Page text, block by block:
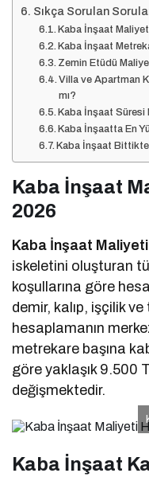
Sıkça Sorulan
Kaba İnşaat
Kaba İnşaat
Zemin Etüdü
Villa ve Apartman
mı?
Kaba İnşaat
Kaba İnşaatta En
Kaba İnşaat
Kaba İnşaat
2026
Kaba İnşaat
iskeletini oluşturan
koşullarına göre
demir, kalıp, işçilik
hesaplamanın
metrekare başına
göre yaklaşık 9.500
değişmektedir.
Kaba İnşaat